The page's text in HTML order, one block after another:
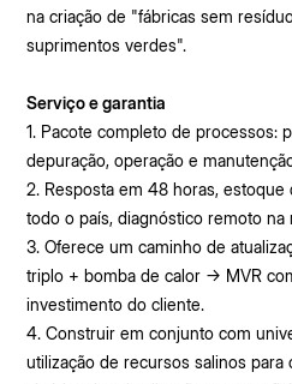
na criação de "fábricas sem
suprimentos verdes".
Serviço e garantia
1. Pacote completo de processos:
depuração, operação e
2. Resposta em 48 horas,
todo o país, diagnóstico remoto na
3. Oferece um caminho de
triplo + bomba de calor → MVR
investimento do cliente.
4. Construir em conjunto com
utilização de recursos salinos